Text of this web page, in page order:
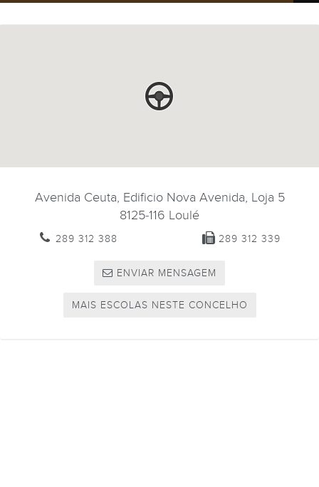
Avenida Ceuta, Edificio Nova Avenida, Loja 5
8125-116 Loulé
289 312 388 289 312 339
ENVIAR MENSAGEM
MAIS ESCOLAS NESTE CONCELHO